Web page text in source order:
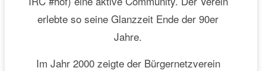
erlebte so seine Glanzzeit Ende der 90er
Jahre.
Im Jahr 2000 zeigte der Bürgernetzverein